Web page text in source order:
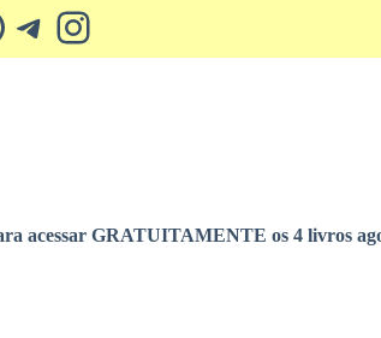
Telegram Instagram
acessar GRATUITAMENTE os 4 livros